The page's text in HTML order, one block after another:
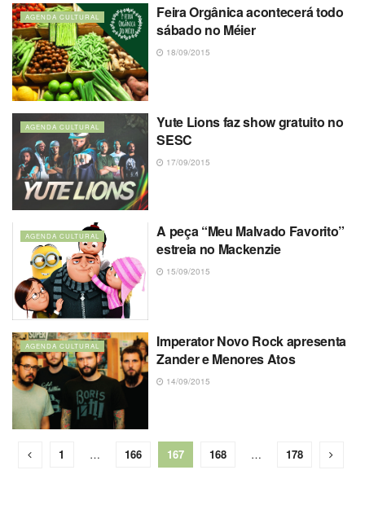
AGENDA CULTURAL
Feira Orgânica acontecerá todo
sábado no Méier
18/09/2015
AGENDA CULTURAL
Yute Lions faz show gratuito no
SESC
17/09/2015
AGENDA CULTURAL
A peça “Meu Malvado Favorito”
estreia no Mackenzie
15/09/2015
AGENDA CULTURAL
Imperator Novo Rock apresenta
Zander e Menores Atos
14/09/2015
1 … 166 167 168 … 178